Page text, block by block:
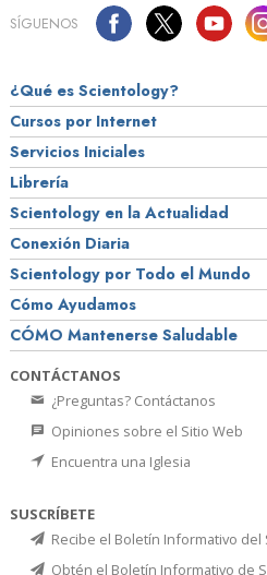
SÍGUENOS
¿Qué es Scientology?
Cursos por Internet
Servicios Iniciales
Librería
Scientology en la Actualidad
Conexión Diaria
Scientology por Todo el Mundo
Cómo Ayudamos
CÓMO Mantenerse Saludable
CONTÁCTANOS
¿Preguntas? Contáctanos
Opiniones sobre el Sitio Web
Encuentra una Iglesia
SUSCRÍBETE
Recibe el Boletín Informativo
Obtén el Boletín Informativo de